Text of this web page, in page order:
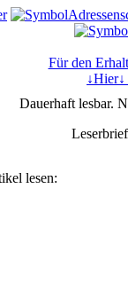
Für den
Dauerhaft lesbar.
lesen: